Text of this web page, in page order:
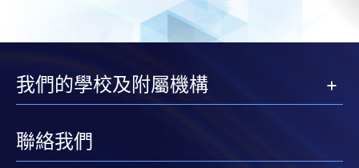
我們的學校及附屬機構
聯絡我們